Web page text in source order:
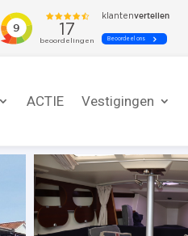
ACTIE Vestigingen